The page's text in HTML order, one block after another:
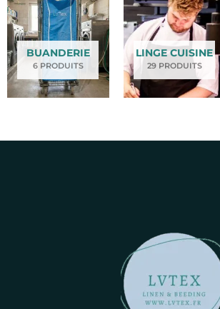
BUANDERIE
6 PRODUITS
LINGE CUISINE
29 PRODUITS